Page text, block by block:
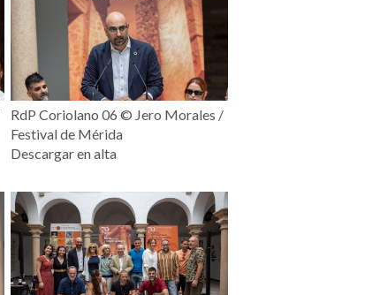
RdP Coriolano 06 ©️ Jero Morales /
Festival de Mérida
Descargar en alta